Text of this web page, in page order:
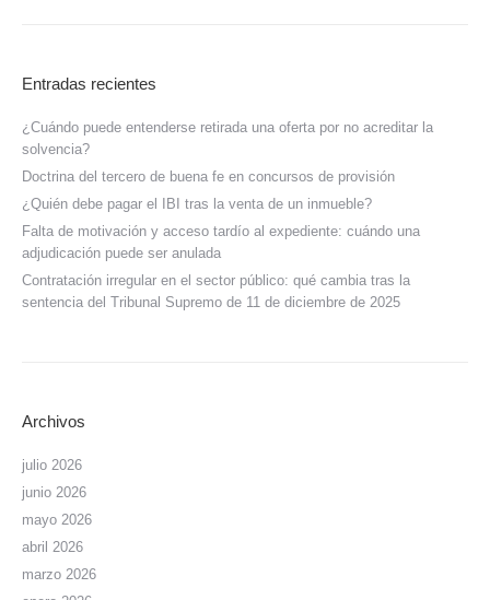
Entradas recientes
¿Cuándo puede entenderse retirada una oferta por no acreditar la
solvencia?
Doctrina del tercero de buena fe en concursos de provisión
¿Quién debe pagar el IBI tras la venta de un inmueble?
Falta de motivación y acceso tardío al expediente: cuándo una
adjudicación puede ser anulada
Contratación irregular en el sector público: qué cambia tras la
sentencia del Tribunal Supremo de 11 de diciembre de 2025
Archivos
julio 2026
junio 2026
mayo 2026
abril 2026
marzo 2026